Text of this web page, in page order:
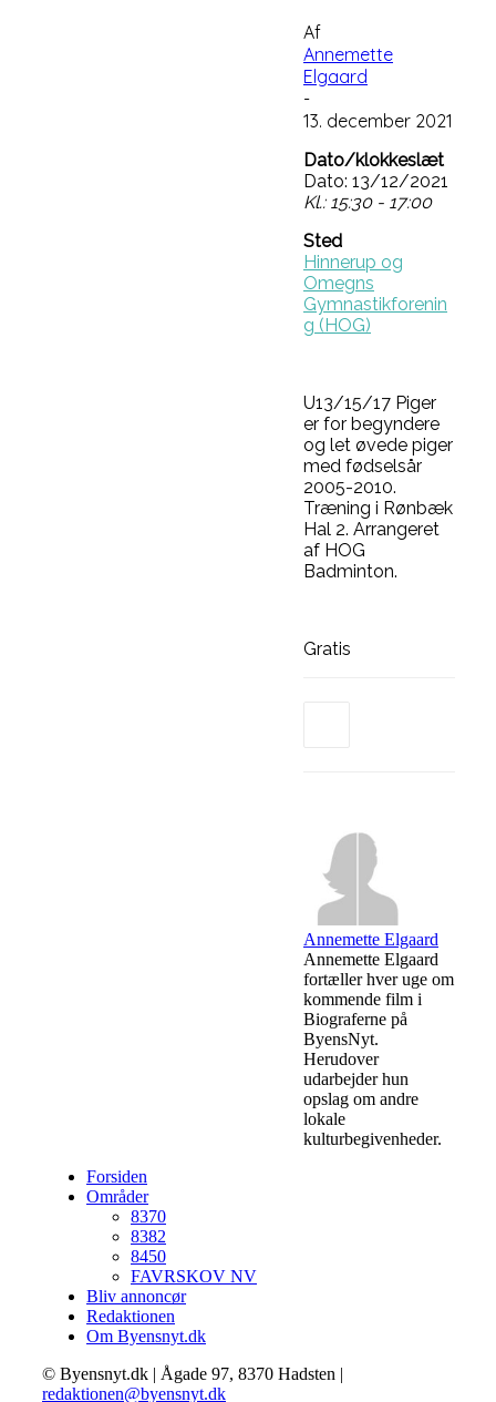
Af
Annemette
Elgaard
-
13. december 2021
Dato/klokkeslæt
Dato: 13/12/2021
Kl.: 15:30 - 17:00
Sted
Hinnerup og
Omegns
Gymnastikforenin
g (HOG)
U13/15/17 Piger
er for begyndere
og let øvede piger
med fødselsår
2005-2010.
Træning i Rønbæk
Hal 2. Arrangeret
af HOG
Badminton.
Gratis
Annemette Elgaard
Annemette Elgaard
fortæller hver uge om
kommende film i
Biograferne på
ByensNyt.
Herudover
udarbejder hun
opslag om andre
lokale
kulturbegivenheder.
Forsiden
Områder
8370
8382
8450
FAVRSKOV NV
Bliv annoncør
Redaktionen
Om Byensnyt.dk
© Byensnyt.dk | Ågade 97, 8370 Hadsten |
redaktionen@byensnyt.dk